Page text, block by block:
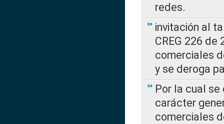
redes.
invitación al
CREG 226
comerciales
y se deroga
Por la cual
carácter
comerciales